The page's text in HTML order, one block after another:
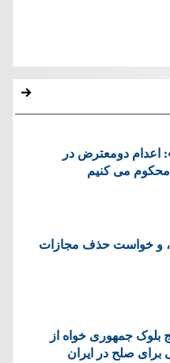
اعدام دومعترض در
می کنیم
و خواست حذف مجازات
بلوک جمهوری خواه از
برای صلح در ایران